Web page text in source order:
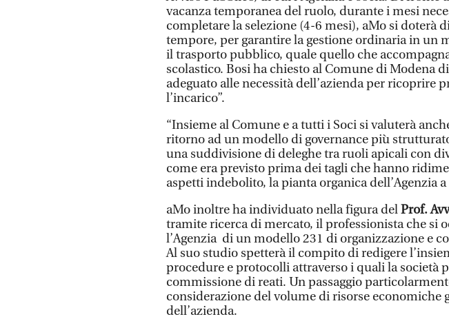
vacanza temporanea del ruolo, durante i mesi
completare la selezione (4-6 mesi), aMo si doterà
tempore, per garantire la gestione ordinaria in un
il trasporto pubblico, quale quello che
scolastico. Bosi ha chiesto al Comune di Modena
adeguato alle necessità dell’azienda per ricoprire
l’incarico”.
“Insieme al Comune e a tutti i Soci si valuterà
ritorno ad un modello di governance più
una suddivisione di deleghe tra ruoli apicali con
come era previsto prima dei tagli che hanno
aspetti indebolito, la pianta organica dell’Agenzia
aMo inoltre ha individuato nella figura delProf.
tramite ricerca di mercato, il professionista che si
l’Agenzia di un modello 231 di organizzazione e
Al suo studio spetterà il compito di redigere
procedure e protocolli attraverso i quali la società
commissione di reati. Un passaggio
considerazione del volume di risorse economiche
dell’azienda.